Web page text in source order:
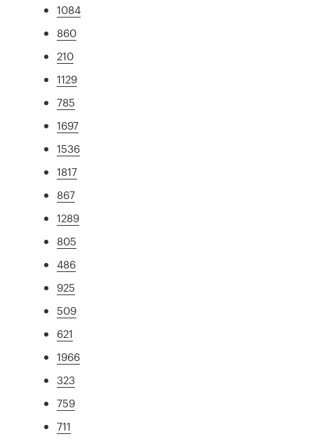
1084
860
210
1129
785
1697
1536
1817
867
1289
805
486
925
509
621
1966
323
759
711